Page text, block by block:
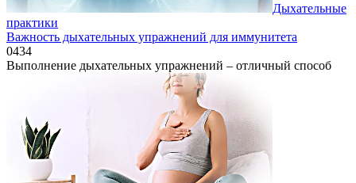
Дыхательные
практики
Важность дыхательных упражнений для иммунитета
0434
Выполнение дыхательных упражнений – отличный способ